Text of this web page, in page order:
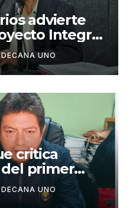
advierte
Integral
para
DECANA UNO
critica
primer
de Keiko
DECANA UNO